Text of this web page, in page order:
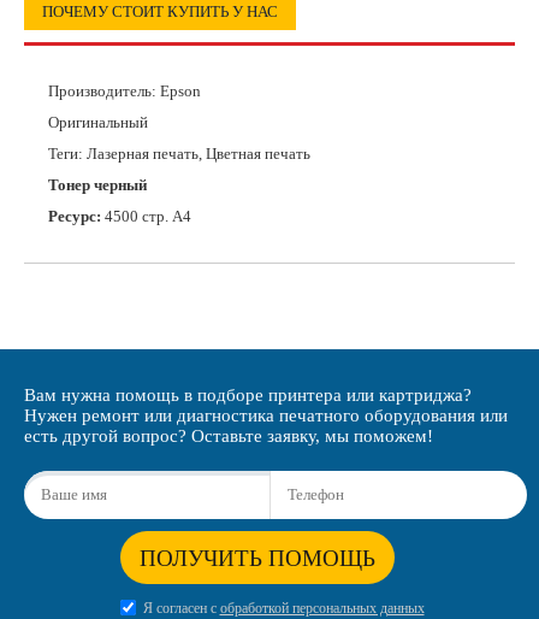
ПОЧЕМУ СТОИТ КУПИТЬ У НАС
Производитель: Epson
Оригинальный
Теги: Лазерная печать, Цветная печать
Тонер черный
Ресурс: 4500 стр. А4
Вам нужна помощь в подборе принтера или картриджа?
Нужен ремонт или диагностика печатного оборудования или
есть другой вопрос? Оставьте заявку, мы поможем!
ПОЛУЧИТЬ ПОМОЩЬ
Я согласен с обработкой персональных данных